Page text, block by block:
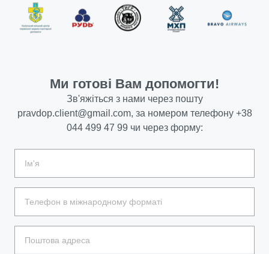
Ми готові Вам допомогти!
Зв'яжіться з нами через пошту
pravdop.client@gmail.com, за номером телефону +38
044 499 47 99 чи через форму: